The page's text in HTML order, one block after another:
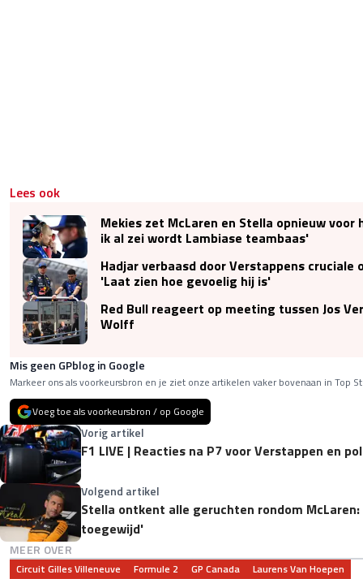
Lees ook
Mekies zet McLaren en Stella opnieuw voor
ik al zei wordt Lambiase teambaas'
Hadjar verbaasd door Verstappens cruciale
'Laat zien hoe gevoelig hij is'
Red Bull reageert op meeting tussen Jos
Wolff
Mis geen GPblog in Google
Markeer ons als voorkeursbron en je ziet onze artikelen vaker bovenaan in Top
Voeg toe als voorkeursbron / op Google
Vorig artikel
F1 LIVE | Reacties na P7 voor Verstappen en
Volgend artikel
Stella ontkent alle geruchten rondom
toegewijd'
MEER OVER
Circuit Gilles Villeneuve Formule 2 GP Canada Laurens Van Hoepen